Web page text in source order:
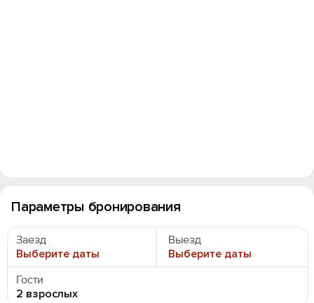
Параметры бронирования
Заезд
Выберите даты
Выезд
Выберите даты
Гости
2 взрослых